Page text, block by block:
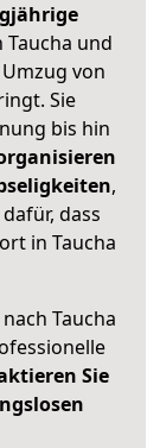
Taucha und
von
Sie
bis hin
,
dass
in Taucha
Taucha
Sie